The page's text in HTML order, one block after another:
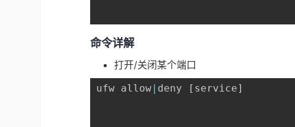
命令详解
打开/关闭某个端口
ufw allow | deny [ service]